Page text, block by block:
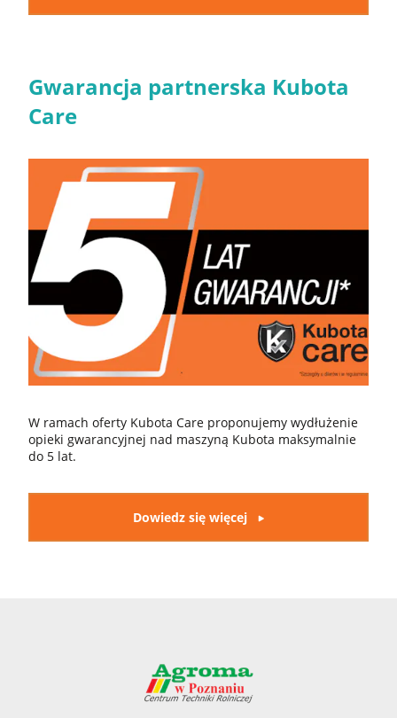
Gwarancja partnerska Kubota
Care
W ramach oferty Kubota Care proponujemy wydłużenie
opieki gwarancyjnej nad maszyną Kubota maksymalnie
do 5 lat.
Dowiedz się więcej